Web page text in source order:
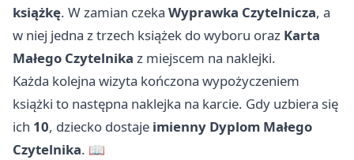
książkę. W zamian czeka Wyprawka Czytelnicza, a
w niej jedna z trzech książek do wyboru oraz Karta
Małego Czytelnika z miejscem na naklejki.
Każda kolejna wizyta kończona wypożyczeniem
książki to następna naklejka na karcie. Gdy uzbiera się
ich 10, dziecko dostaje imienny Dyplom Małego
Czytelnika. 📖